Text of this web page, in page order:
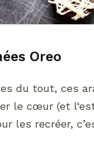
Oreo
du tout, ces
le cœur (et
les recréer,